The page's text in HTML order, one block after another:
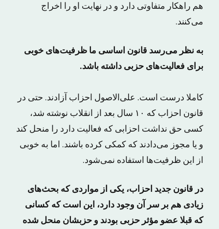
هم راهکار متفاوتی دارد و در نهایت او را اخراج
می‌کنند.
به نظر می‌رسد قانون اساسی ما ظرفیت‌های خوبی
برای فعالیت‌های حزبی داشته باشد.
کاملا درست است. علی‌الاصول احزاب آزادند. حتی در
قانون احزاب که ۱۰ سال بعد از انقلاب نوشته شد،
کسی حق نداشت احزابی که فعالیت دارد را منحل کند
و یا مجوز می‌دادند که کمکی کرده باشند. اما به خوبی
از این ظرفیت‌‌ها استفاده نمی‌شود.
در قانون جدید احزاب، یکی از مواردی که بحث‌های
زیادی هم بر سر آن وجود دارد، این است که کسانی
که قبلا عضو مؤثر حزبی بودند و حزبشان منحل شده